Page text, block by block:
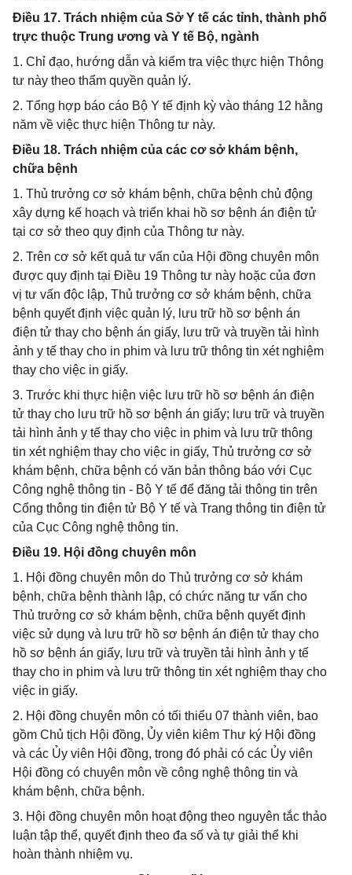
Điều 17. Trách nhiệm của Sở Y tế các tỉnh, thành phố
trực thuộc Trung ương và Y tế Bộ, ngành
1. Chỉ đạo, hướng dẫn và kiểm tra việc thực hiện Thông
tư này theo thẩm quyền quản lý.
2. Tổng hợp báo cáo Bộ Y tế định kỳ vào tháng 12 hằng
năm về việc thực hiện Thông tư này.
Điều 18. Trách nhiệm của các cơ sở khám bệnh,
chữa bệnh
1. Thủ trưởng cơ sở khám bệnh, chữa bệnh chủ động
xây dựng kế hoạch và triển khai hồ sơ bệnh án điện tử
tại cơ sở theo quy định của Thông tư này.
2. Trên cơ sở kết quả tư vấn của Hội đồng chuyên môn
được quy định tại Điều 19 Thông tư này hoặc của đơn
vị tư vấn độc lập, Thủ trưởng cơ sở khám bệnh, chữa
bệnh quyết định việc quản lý, lưu trữ hồ sơ bệnh án
điện tử thay cho bệnh án giấy, lưu trữ và truyền tải hình
ảnh y tế thay cho in phim và lưu trữ thông tin xét nghiệm
thay cho việc in giấy.
3. Trước khi thực hiện việc lưu trữ hồ sơ bệnh án điện
tử thay cho lưu trữ hồ sơ bệnh án giấy; lưu trữ và truyền
tải hình ảnh y tế thay cho việc in phim và lưu trữ thông
tin xét nghiệm thay cho việc in giấy, Thủ trưởng cơ sở
khám bệnh, chữa bệnh có văn bản thông báo với Cục
Công nghệ thông tin - Bộ Y tế để đăng tải thông tin trên
Cổng thông tin điện tử Bộ Y tế và Trang thông tin điện tử
của Cục Công nghệ thông tin.
Điều 19. Hội đồng chuyên môn
1. Hội đồng chuyên môn do Thủ trưởng cơ sở khám
bệnh, chữa bệnh thành lập, có chức năng tư vấn cho
Thủ trưởng cơ sở khám bệnh, chữa bệnh quyết định
việc sử dụng và lưu trữ hồ sơ bệnh án điện tử thay cho
hồ sơ bệnh án giấy, lưu trữ và truyền tải hình ảnh y tế
thay cho in phim và lưu trữ thông tin xét nghiệm thay cho
việc in giấy.
2. Hội đồng chuyên môn có tối thiểu 07 thành viên, bao
gồm Chủ tịch Hội đồng, Ủy viên kiêm Thư ký Hội đồng
và các Ủy viên Hội đồng, trong đó phải có các Ủy viên
Hội đồng có chuyên môn về công nghệ thông tin và
khám bệnh, chữa bệnh.
3. Hội đồng chuyên môn hoạt động theo nguyên tắc thảo
luận tập thể, quyết định theo đa số và tự giải thể khi
hoàn thành nhiệm vụ.